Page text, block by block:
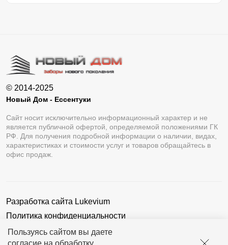
Пользуясь сайтом вы даете
согласие на обработку
© 2014-2025
Новый Дом - Ессентуки
Сайт носит исключительно информационный характер и не
является публичной офертой, определяемой положениями ГК
РФ. Для получения подробной информации о наличии, видах,
характеристиках и стоимости услуг и товаров обращайтесь в
офис продаж.
Разработка сайта Lukevium
Политика конфиденциальности
Пользовательское соглашение